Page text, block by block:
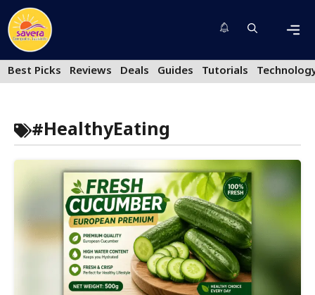
Skip
to
content
Best Picks
Reviews Deals Guides Tutorials
#HealthyEating